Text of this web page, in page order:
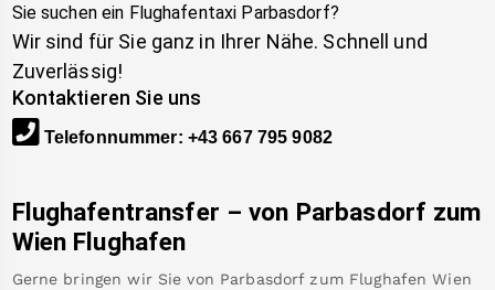
Sie suchen ein Flughafentaxi Parbasdorf?
Wir sind für Sie ganz in Ihrer Nähe. Schnell und
Zuverlässig!
Kontaktieren Sie uns
Telefonnummer: +43 667 795 9082
Flughafentransfer – von Parbasdorf zum
Wien Flughafen
Gerne bringen wir Sie von Parbasdorf zum Flughafen Wien